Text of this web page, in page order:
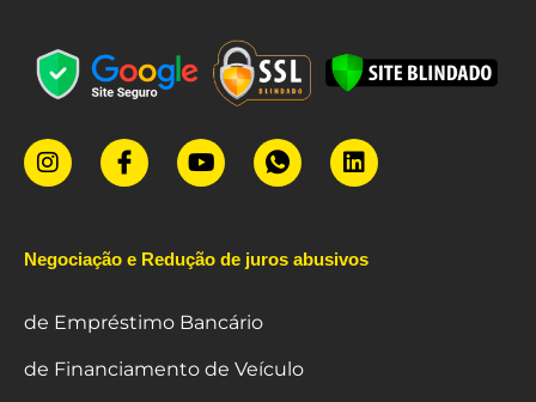
Negociação e Redução de juros abusivos
de Empréstimo Bancário
de Financiamento de Veículo